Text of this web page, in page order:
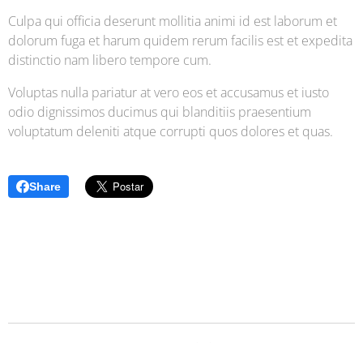
Culpa qui officia deserunt mollitia animi id est laborum et
dolorum fuga et harum quidem rerum facilis est et expedita
distinctio nam libero tempore cum.
Voluptas nulla pariatur at vero eos et accusamus et iusto
odio dignissimos ducimus qui blanditiis praesentium
voluptatum deleniti atque corrupti quos dolores et quas.
Share